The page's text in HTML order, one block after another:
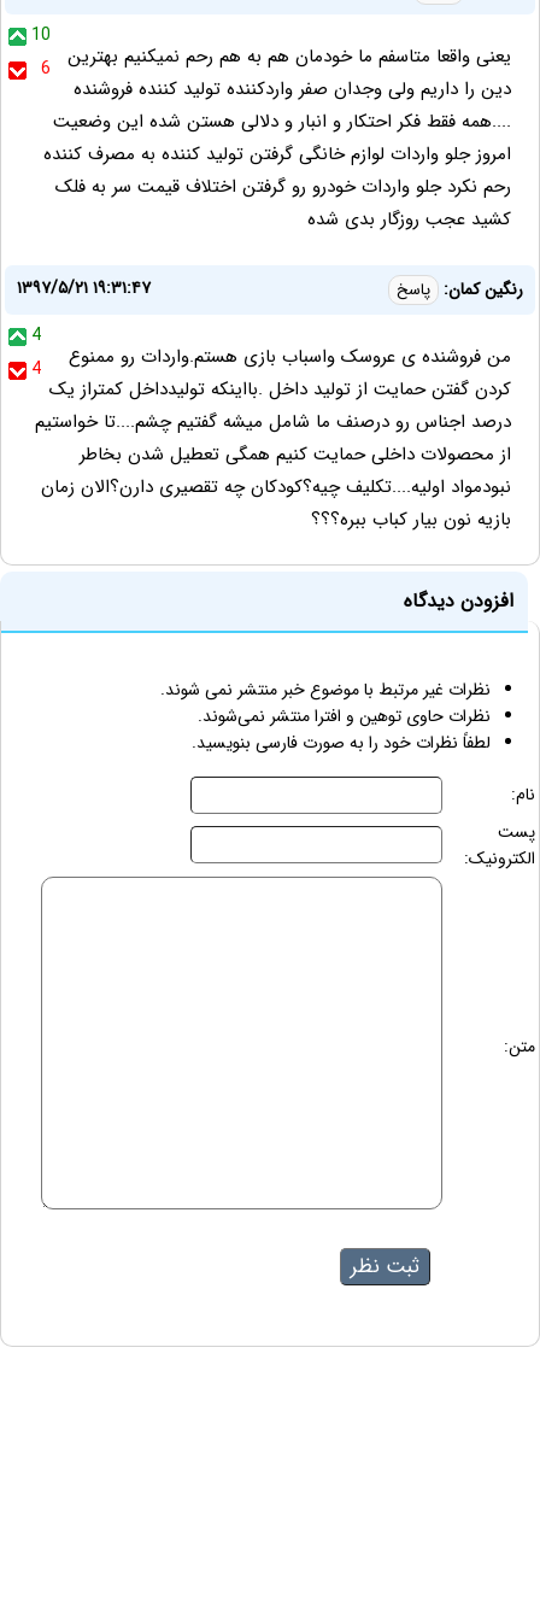
10
6
یعنی واقعا متاسفم ما خودمان هم به هم رحم نمیکنیم بهترین
دین را داریم ولی وجدان صفر واردکننده تولید کننده فروشنده
....همه فقط فکر احتکار و انبار و دلالی هستن شده این وضعیت
امروز جلو واردات لوازم خانگی گرفتن تولید کننده به مصرف کننده
رحم نکرد جلو واردات خودرو رو گرفتن اختلاف قیمت سر به فلک
کشید عجب روزگار بدی شده
رنگین کمان: پاسخ
۱۳۹۷/۵/۲۱ ۱۹:۳۱:۴۷
4
4
من فروشنده ی عروسک واسباب بازی هستم.واردات رو ممنوع
کردن گفتن حمایت از تولید داخل .بااینکه تولیدداخل کمتراز یک
درصد اجناس رو درصنف ما شامل میشه گفتیم چشم....تا خواستیم
از محصولات داخلی حمایت کنیم همگی تعطیل شدن بخاطر
نبودمواد اولیه....تکلیف چیه؟کودکان چه تقصیری دارن؟الان زمان
بازیه نون بیار کباب ببره؟؟؟
افزودن دیدگاه
نظرات غیر مرتبط با موضوع خبر منتشر نمی شوند.
نظرات حاوی توهین و افترا منتشر نمی‌شوند.
لطفاً نظرات خود را به صورت فارسی بنویسید.
نام:
پست
الکترونیک:
متن: